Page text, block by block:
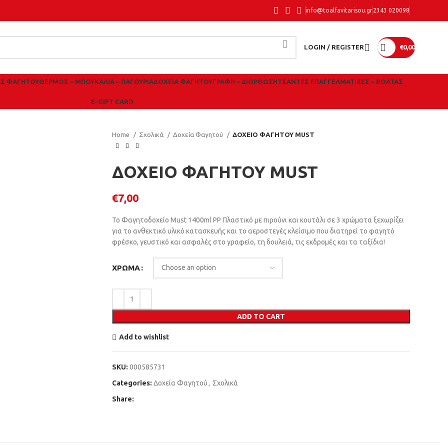
info@toalfavitarisou.gr2343 020098
LOGIN / REGISTER €0,00
ΦΑΓΗΤΟΎΘΕΡΜΌΣ – ΜΠΟΥΚΆΛΙΑ – ΠΑΓΟΎΡΙΑΔΟΧΕΊΑ ΦΑΓΗΤΟΎΓΡΑΦΉ – ΔΙΌΡΘΩΣΗΤΣΆΝΤΕΣ ΕΠΑΓΓΕΛΜΑΤΙΚΈΣ – ΒΌΛΤΑΣ
E-GIFT CARD
Home Σχολικά Δοχεία Φαγητού ΔΟΧΕΙΟ ΦΑΓΗΤΟΥ MUST
ΔΟΧΕΙΟ ΦΑΓΗΤΟΥ MUST
€7,00
Το Φαγητοδοχείο Must 1400ml PP Πλαστικό με πιρούνι και κουτάλι σε 3 χρώματα ξεχωρίζει
για το ανθεκτικό υλικό κατασκευής και το αεροστεγές κλείσιμο που διατηρεί το φαγητό
φρέσκο, γευστικό και ασφαλές στο γραφείο, τη δουλειά, τις εκδρομές και τα ταξίδια!
ΧΡΏΜΑ
ADD TO CART
Add to wishlist
SKU: 000585731
Categories: Δοχεία Φαγητού, Σχολικά
Share: